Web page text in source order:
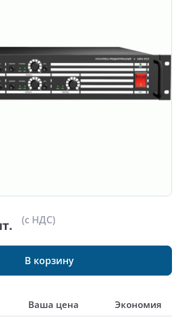
(с НДС)
В корзину
Ваша цена
Экономия